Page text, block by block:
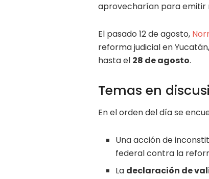
aprovecharían para emitir
El pasado 12 de agosto,
reforma judicial en
hasta el 28 de agosto.
Temas en
En el orden del día se
Una acción de
federal contra la
La declaración de